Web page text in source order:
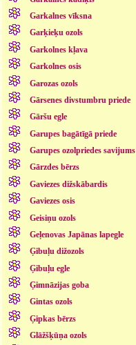
Garkalnes vīksna
Garķieķu ozols
Garkolnes kļava
Garkolnes osis
Garozas ozols
Gārsenes divstumbru priede
Gāršu egle
Garupes bagātīgā priede
Garupes ozolpriedes savijums
Gārzdes bērzs
Gaviezes dižskābardis
Gaviezes osis
Geisiņu ozols
Geļenovas Japānas lapegle
Ģibuļu dižozols
Ģibuļu egle
Ģimnāzijas goba
Gintas ozols
Ģipkas bērzs
Glāžšķūņa ozols